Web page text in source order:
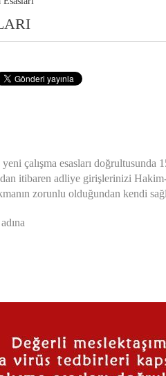
çalışma esasları
itibaren adliye girişlerinizi
zorunlu olduğundan kendi